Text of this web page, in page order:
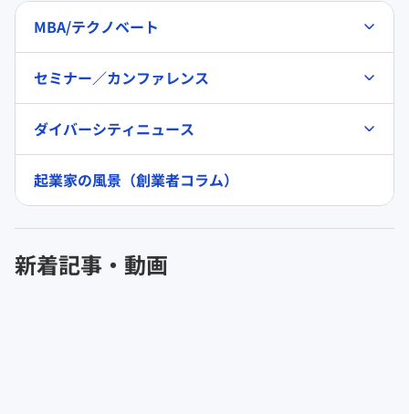
MBA/テクノベート
セミナー／カンファレンス
ダイバーシティニュース
起業家の風景（創業者コラム）
新着記事・動画